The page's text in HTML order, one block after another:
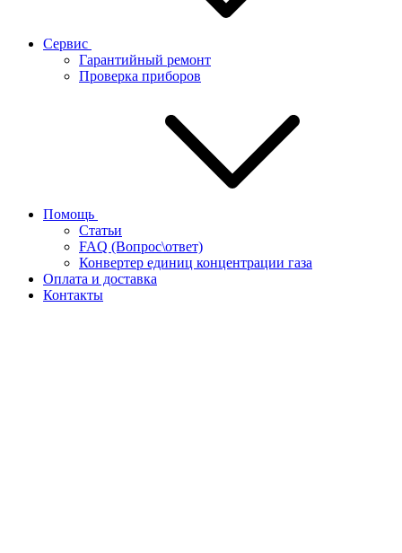
Сервис
Гарантийный ремонт
Проверка приборов
Помощь
Статьи
FAQ (Вопрос\ответ)
Конвертер единиц концентрации газа
Оплата и доставка
Контакты